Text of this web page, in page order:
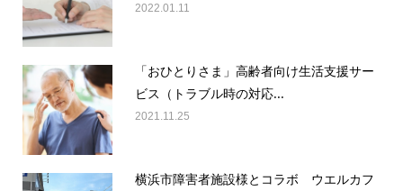
2022.01.11
「おひとりさま」高齢者向け生活支援サー
ビス（トラブル時の対応...
2021.11.25
横浜市障害者施設様とコラボ ウエルカフ